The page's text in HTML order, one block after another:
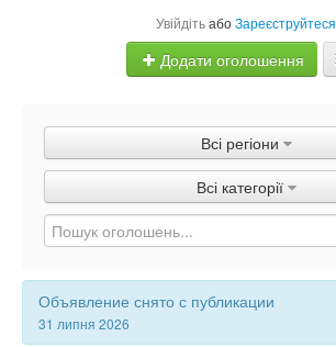
УвійдітьабоЗареєструйтеся
Додати оголошення
Оголошення
Швидка продаж
Всі регіони
Всі категорії
Объявление снято с публикации
31 липня 2026